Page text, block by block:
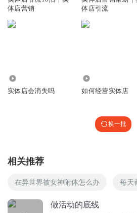
体店营销
体店引流
实体店会消失吗 如何经营实体店
换一批
相关推荐
在异世界被女神附体怎么办 每天
做活动的底线